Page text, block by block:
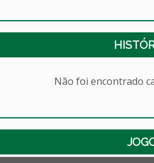
Não foi encontrado